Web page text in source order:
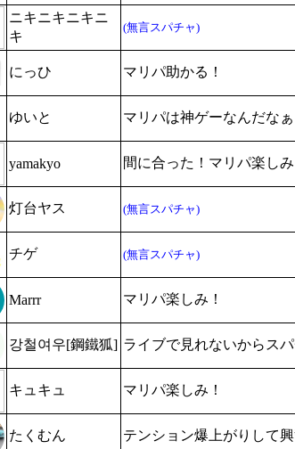
ニキニキニキニ
キ
(無言スパチャ)
にっひ マリパ助かる！
ゆいと マリパは神ゲーなんだなぁ
yamakyo
間に合った！マリパ楽し
灯台ヤス (無言スパチャ)
チゲ (無言スパチャ)
Marrr
マリパ楽しみ！
강철여우[鋼鐵狐] ライブで見れないからス
キュキュ マリパ楽しみ！
たくむん テンション爆上がりして